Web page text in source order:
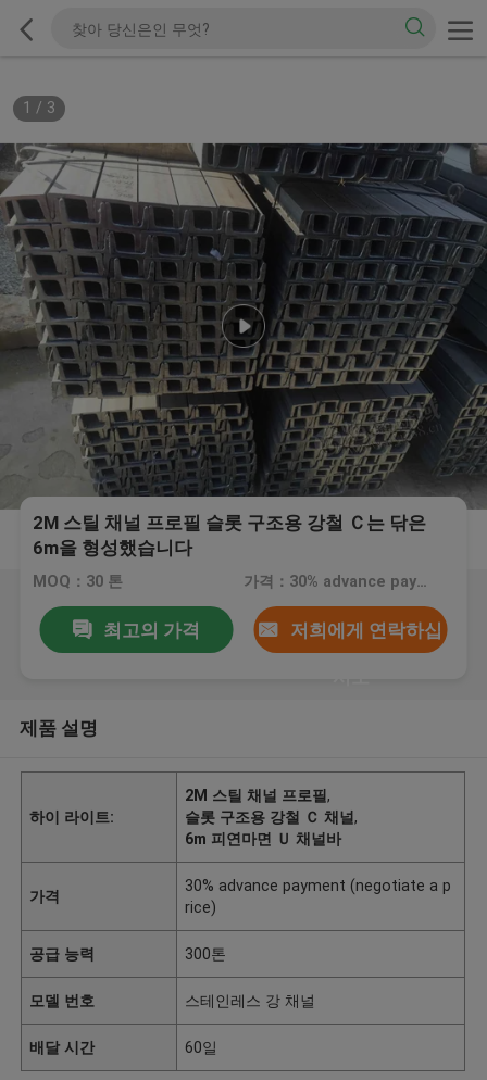
1 / 3
2M 스틸 채널 프로필 슬롯 구조용 강철 Ｃ는 닦은
6m을 형성했습니다
MOQ：30 톤 가격：30% advance payment (negotiate a price)
최고의 가격 저희에게 연락하십
제품 설명
하이 라이트:
2M 스틸 채널 프로필,
슬롯 구조용 강철 Ｃ 채널,
6m 피연마면 Ｕ 채널바
가격
30% advance payment (negotiate a p
rice)
공급 능력 300톤
모델 번호 스테인레스 강 채널
배달 시간 60일